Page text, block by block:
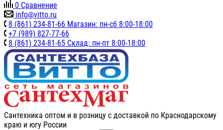
0 Сравнение
info@vitto.ru
8 (861) 234-81-66 Магазин: пн-сб 8:00-18:00
+7 (989) 827-77-66
8 (861) 234-81-65 Склад: пн-пт 8:00-18:00
Сантехника оптом и в розницу с доставкой по Краснодарскому
краю и югу России